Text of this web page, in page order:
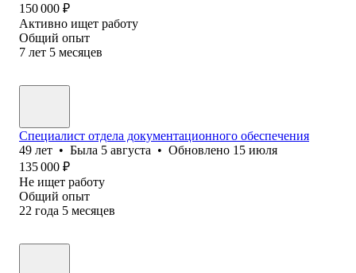
150 000 ₽
Активно ищет работу
Общий опыт
7 лет 5 месяцев
Специалист отдела документационного обеспечения
49 лет • Была 5 августа • Обновлено 15 июля
135 000 ₽
Не ищет работу
Общий опыт
22 года 5 месяцев